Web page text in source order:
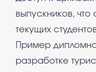
выпускников, что
текущих
Пример
разработке